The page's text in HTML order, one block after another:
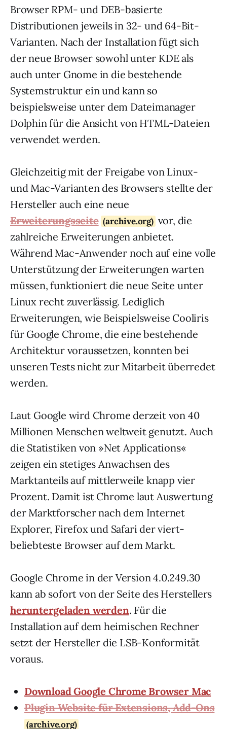
Browser RPM- und DEB-basierte
Distributionen jeweils in 32- und 64-Bit-
Varianten. Nach der Installation fügt sich
der neue Browser sowohl unter KDE als
auch unter Gnome in die bestehende
Systemstruktur ein und kann so
beispielsweise unter dem Dateimanager
Dolphin für die Ansicht von HTML-Dateien
verwendet werden.
Gleichzeitig mit der Freigabe von Linux-
und Mac-Varianten des Browsers stellte der
Hersteller auch eine neue
Erweiterungsseite (archive.org)vor, die
zahlreiche Erweiterungen anbietet.
Während Mac-Anwender noch auf eine volle
Unterstützung der Erweiterungen warten
müssen, funktioniert die neue Seite unter
Linux recht zuverlässig. Lediglich
Erweiterungen, wie Beispielsweise Cooliris
für Google Chrome, die eine bestehende
Architektur voraussetzen, konnten bei
unseren Tests nicht zur Mitarbeit überredet
werden.
Laut Google wird Chrome derzeit von 40
Millionen Menschen weltweit genutzt. Auch
die Statistiken von »Net Applications«
zeigen ein stetiges Anwachsen des
Marktanteils auf mittlerweile knapp vier
Prozent. Damit ist Chrome laut Auswertung
der Marktforscher nach dem Internet
Explorer, Firefox und Safari der viert-
beliebteste Browser auf dem Markt.
Google Chrome in der Version 4.0.249.30
kann ab sofort von der Seite des Herstellers
heruntergeladen werden. Für die
Installation auf dem heimischen Rechner
setzt der Hersteller die LSB-Konformität
voraus.
Download Google Chrome Browser Mac
Plugin Website für Extensions, Add-Ons
(archive.org)